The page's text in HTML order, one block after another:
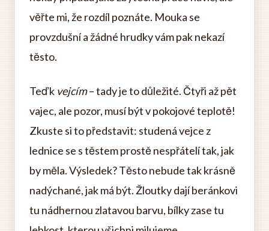
věřte mi, že rozdíl poznáte. Mouka se
provzdušní a žádné hrudky vám pak nekazí
těsto.
Teď k vejcím– tady je to důležité. Čtyři až pět
vajec, ale pozor, musí být v pokojové teplotě!
Zkuste si to představit: studená vejce z
lednice se s těstem prostě nespřátelí tak, jak
by měla. Výsledek? Těsto nebude tak krásně
nadýchané, jak má být. Žloutky dají beránkovi
tu nádhernou zlatavou barvu, bílky zase tu